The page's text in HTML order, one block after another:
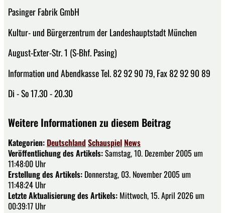
Pasinger Fabrik GmbH
Kultur- und Bürgerzentrum der Landeshauptstadt München
August-Exter-Str. 1 (S-Bhf. Pasing)
Information und Abendkasse Tel. 82 92 90 79, Fax 82 92 90 89
Di - So 17.30 - 20.30
Weitere Informationen zu diesem Beitrag
Kategorien: Deutschland Schauspiel News
Veröffentlichung des Artikels:Samstag, 10. Dezember 2005 um
11:48:00 Uhr
Erstellung des Artikels: Donnerstag, 03. November 2005 um
11:48:24 Uhr
Letzte Aktualisierung des Artikels: Mittwoch, 15. April 2026 um
00:39:17 Uhr